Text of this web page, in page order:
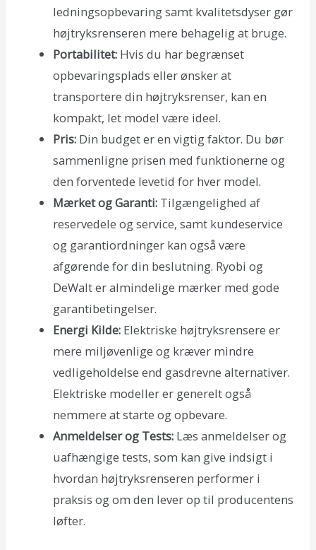
ledningsopbevaring samt kvalitetsdyser gør
højtryksrenseren mere behagelig at bruge.
Portabilitet:Hvis du har begrænset
opbevaringsplads eller ønsker at
transportere din højtryksrenser, kan en
kompakt, let model være ideel.
Pris:Din budget er en vigtig faktor. Du bør
sammenligne prisen med funktionerne og
den forventede levetid for hver model.
Mærket og Garanti:Tilgængelighed af
reservedele og service, samt kundeservice
og garantiordninger kan også være
afgørende for din beslutning. Ryobi og
DeWalt er almindelige mærker med gode
garantibetingelser.
Energi Kilde:Elektriske højtryksrensere er
mere miljøvenlige og kræver mindre
vedligeholdelse end gasdrevne alternativer.
Elektriske modeller er generelt også
nemmere at starte og opbevare.
Anmeldelser og Tests:Læs anmeldelser og
uafhængige tests, som kan give indsigt i
hvordan højtryksrenseren performer i
praksis og om den lever op til producentens
løfter.